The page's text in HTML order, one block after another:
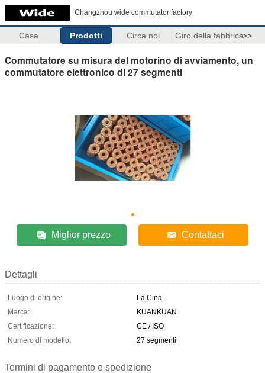
Changzhou wide commutator factory
Casa Prodotti Circa noi Giro della fabbrica>>
Commutatore su misura del motorino di avviamento, un
commutatore elettronico di 27 segmenti
Miglior prezzo Contattaci
Dettagli
Luogo di origine:
La Cina
Marca:
KUANKUAN
Certificazione:
CE / ISO
Numero di modello:
27 segmenti
Termini di pagamento e spedizione